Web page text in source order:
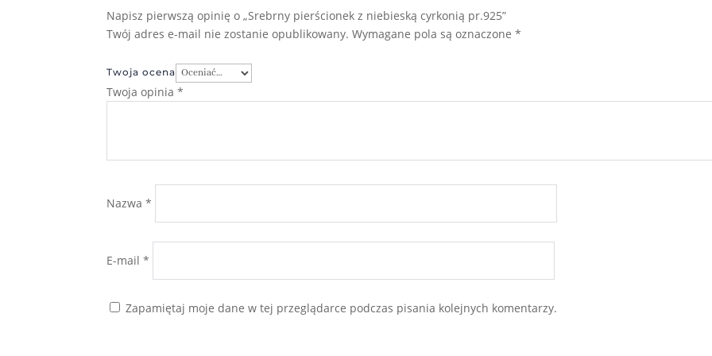
Napisz pierwszą opinię o „Srebrny pierścionek z niebieską cyrkonią pr.925”
Twój adres e-mail nie zostanie opublikowany. Wymagane pola są oznaczone*
Twoja ocena
Twoja opinia*
Nazwa*
E-mail*
Zapamiętaj moje dane w tej przeglądarce podczas pisania kolejnych komentarzy.